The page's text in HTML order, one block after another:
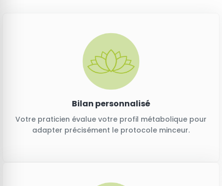
Bilan personnalisé
Votre praticien évalue votre profil métabolique pour
adapter précisément le protocole minceur.